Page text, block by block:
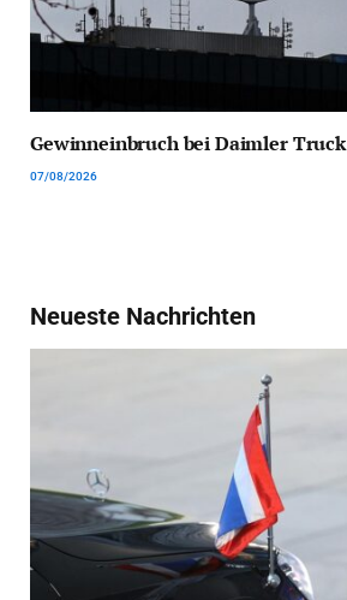
Gewinneinbruch bei Daimler Truck
07/08/2026
Neueste Nachrichten